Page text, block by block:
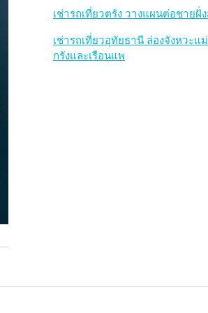
เช่ารถเที่ยวตรัง วางแผนต่อชายฝั่
เช่ารถเที่ยวอุทัยธานี ล่องจังหวะแ
กรังและเรือนแพ